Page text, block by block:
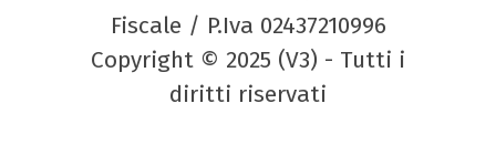
Fiscale / P.Iva 02437210996
Copyright © 2025 (V3) - Tutti i
diritti riservati